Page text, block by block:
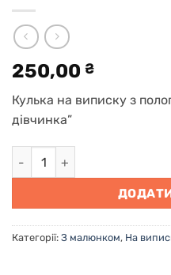
250,00 ₴
Кулька на виписку з
дівчинка”
Кулька на виписку з
Категорії: З малюнком, На